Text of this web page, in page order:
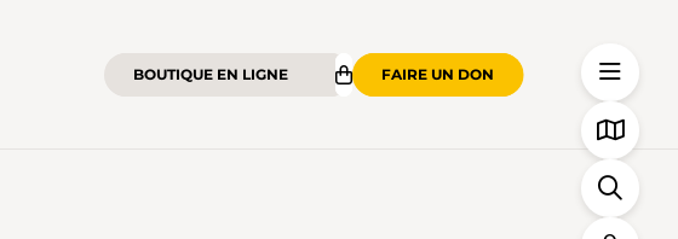
BOUTIQUE EN LIGNE FAIRE UN DON